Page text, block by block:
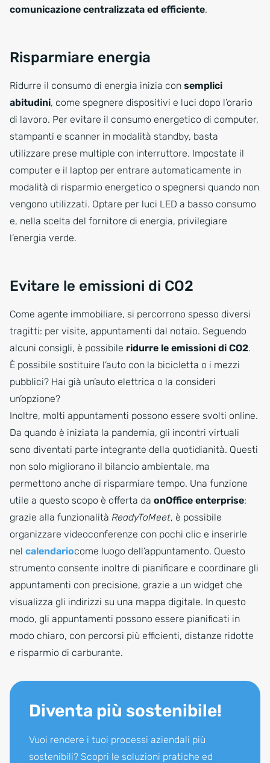
comunicazione centralizzata ed efficiente.
Risparmiare energia
Ridurre il consumo di energia inizia con semplici
abitudini, come spegnere dispositivi e luci dopo l’orario
di lavoro. Per evitare il consumo energetico di computer,
stampanti e scanner in modalità standby, basta
utilizzare prese multiple con interruttore. Impostate il
computer e il laptop per entrare automaticamente in
modalità di risparmio energetico o spegnersi quando non
vengono utilizzati. Optare per luci LED a basso consumo
e, nella scelta del fornitore di energia, privilegiare
l’energia verde.
Evitare le emissioni di CO2
Come agente immobiliare, si percorrono spesso diversi
tragitti: per visite, appuntamenti dal notaio. Seguendo
alcuni consigli, è possibile ridurre le emissioni di CO2.
È possibile sostituire l’auto con la bicicletta o i mezzi
pubblici? Hai già un’auto elettrica o la consideri
un’opzione?
Inoltre, molti appuntamenti possono essere svolti online.
Da quando è iniziata la pandemia, gli incontri virtuali
sono diventati parte integrante della quotidianità. Questi
non solo migliorano il bilancio ambientale, ma
permettono anche di risparmiare tempo. Una funzione
utile a questo scopo è offerta da onOffice enterprise:
grazie alla funzionalità ReadyToMeet, è possibile
organizzare videoconferenze con pochi clic e inserirle
nel calendariocome luogo dell’appuntamento. Questo
strumento consente inoltre di pianificare e coordinare gli
appuntamenti con precisione, grazie a un widget che
visualizza gli indirizzi su una mappa digitale. In questo
modo, gli appuntamenti possono essere pianificati in
modo chiaro, con percorsi più efficienti, distanze ridotte
e risparmio di carburante.
Diventa più sostenibile!
Vuoi rendere i tuoi processi aziendali più
sostenibili? Scopri le soluzioni pratiche ed